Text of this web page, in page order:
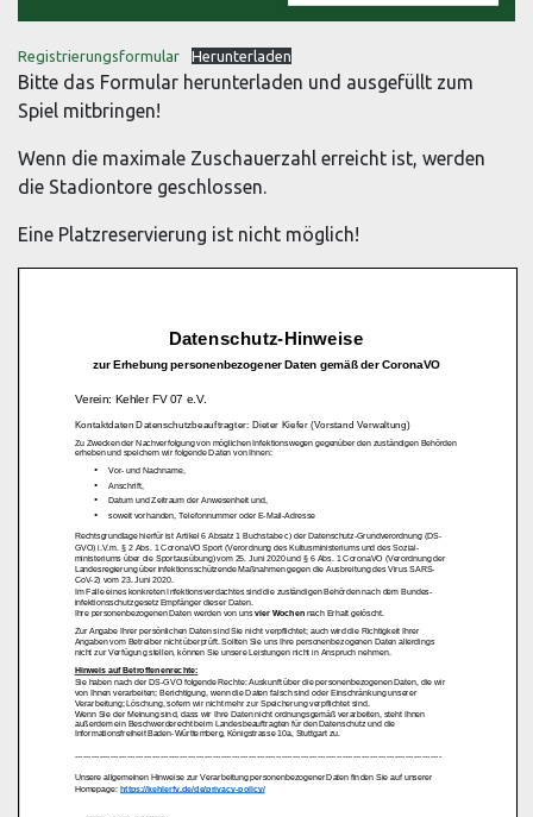
Registrierungsformular Herunterladen
Bitte das Formular herunterladen und ausgefüllt zum
Spiel mitbringen!
Wenn die maximale Zuschauerzahl erreicht ist, werden
die Stadiontore geschlossen.
Eine Platzreservierung ist nicht möglich!